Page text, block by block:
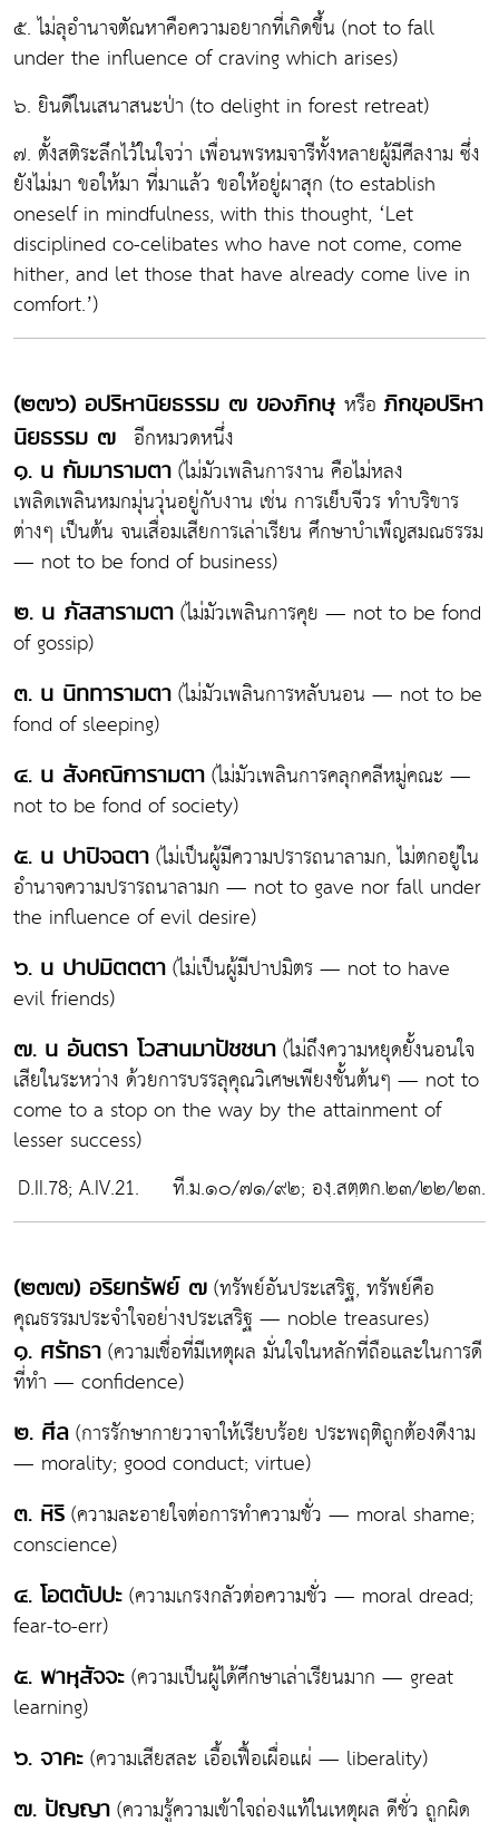
๕. ไม่ลุอำนาจตัณหาคือความอยากที่เกิดขึ้น (not to fall
under the influence of craving which arises)
๖. ยินดีในเสนาสนะป่า (to delight in forest retreat)
๗. ตั้งสติระลึกไว้ในใจว่า เพื่อนพรหมจารีทั้งหลายผู้มีศีลงาม ซึ่ง
ยังไม่มา ขอให้มา ที่มาแล้ว ขอให้อยู่ผาสุก (to establish
oneself in mindfulness, with this thought, ‘Let
disciplined co-celibates who have not come, come
hither, and let those that have already come live in
comfort.’)
(๒๗๖) อปริหานิยธรรม ๗ ของภิกษุ หรือ ภิกขุอปริหา
นิยธรรม ๗ อีกหมวดหนึ่ง
๑. น กัมมารามตา (ไม่มัวเพลินการงาน คือไม่หลง
เพลิดเพลินหมกมุ่นวุ่นอยู่กับงาน เช่น การเย็บจีวร ทำบริขาร
ต่างๆ เป็นต้น จนเสื่อมเสียการเล่าเรียน ศึกษาบำเพ็ญสมณธรรม
— not to be fond of business)
๒. น ภัสสารามตา (ไม่มัวเพลินการคุย — not to be fond
of gossip)
๓. น นิททารามตา (ไม่มัวเพลินการหลับนอน — not to be
fond of sleeping)
๔. น สังคณิการามตา (ไม่มัวเพลินการคลุกคลีหมู่คณะ —
not to be fond of society)
๕. น ปาปิจฉตา (ไม่เป็นผู้มีความปรารถนาลามก, ไม่ตกอยู่ใน
อำนาจความปรารถนาลามก — not to gave nor fall under
the influence of evil desire)
๖. น ปาปมิตตตา (ไม่เป็นผู้มีปาปมิตร — not to have
evil friends)
๗. น อันตรา โวสานมาปัชชนา (ไม่ถึงความหยุดยั้งนอนใจ
เสียในระหว่าง ด้วยการบรรลุคุณวิเศษเพียงชั้นต้นๆ — not to
come to a stop on the way by the attainment of
lesser success)
D.II.78; A.IV.21. ที.ม.๑๐/๗๑/๙๒; องฺ.สตฺตก.๒๓/๒๒/๒๓.
(๒๗๗) อริยทรัพย์ ๗ (ทรัพย์อันประเสริฐ, ทรัพย์คือ
คุณธรรมประจำใจอย่างประเสริฐ — noble treasures)
๑. ศรัทธา (ความเชื่อที่มีเหตุผล มั่นใจในหลักที่ถือและในการดี
ที่ทำ — confidence)
๒. ศีล (การรักษากายวาจาให้เรียบร้อย ประพฤติถูกต้องดีงาม
— morality; good conduct; virtue)
๓. หิริ (ความละอายใจต่อการทำความชั่ว — moral shame;
conscience)
๔. โอตตัปปะ (ความเกรงกลัวต่อความชั่ว — moral dread;
fear-to-err)
๕. พาหุสัจจะ (ความเป็นผู้ได้ศึกษาเล่าเรียนมาก — great
learning)
๖. จาคะ (ความเสียสละ เอื้อเฟื้อเผื่อแผ่ — liberality)
๗. ปัญญา (ความรู้ความเข้าใจถ่องแท้ในเหตุผล ดีชั่ว ถูกผิด